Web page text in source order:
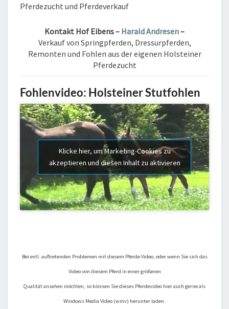
Pferdezucht und Pferdeverkauf
Kontakt Hof Eibens – Harald Andresen–
Verkauf von Springpferden, Dressurpferden,
Remonten und Fohlen aus der eigenen Holsteiner
Pferdezucht
Fohlenvideo: Holsteiner Stutfohlen
Klicke hier, um Marketing-Cookies zu
akzeptieren und diesen Inhalt zu aktivieren
Bei evtl. auftretenden Problemen mit diesem Pferde Video, oder wenn Sie sich das
Video von diesem Pferd in einer größeren
Qualität ansehen möchten, so können Sie dieses Pferdevideo hier auch gerne als
Windows Media Video (wmv) herunter laden.